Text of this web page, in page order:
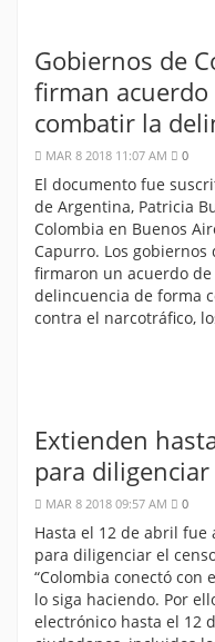
Gobiernos de
firman acuerdo
combatir la
MAR 8 2018 11:07 AM 0
El documento fue
de Argentina, Patricia
Colombia en Buenos
Capurro. Los
firmaron un acuerdo
delincuencia de forma
contra el narcotráfico,
Extienden
para
MAR 8 2018 09:57 AM 0
Hasta el 12 de abril
para diligenciar el
“Colombia conectó con
lo siga haciendo. Por
electrónico hasta el 12